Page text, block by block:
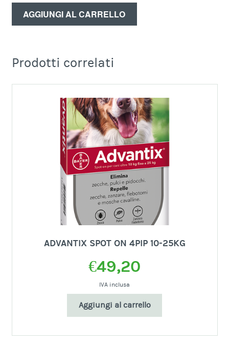
AGGIUNGI AL CARRELLO
Prodotti correlati
ADVANTIX SPOT ON 4PIP 10-25KG
€49,20
IVA inclusa
Aggiungi al carrello